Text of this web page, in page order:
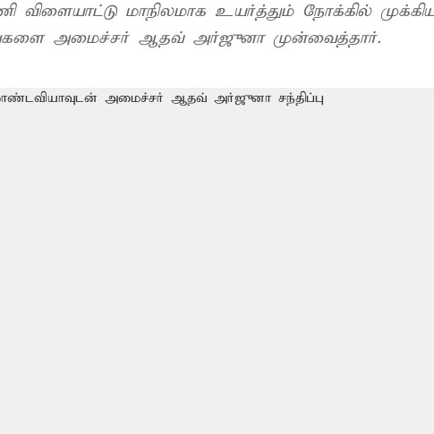
விளையாட்டு மாநிலமாக உயர்த்தும் நோக்கில்
அமைச்சர் ஆதவ் அர்ஜுனா முன்வைத்தார்.